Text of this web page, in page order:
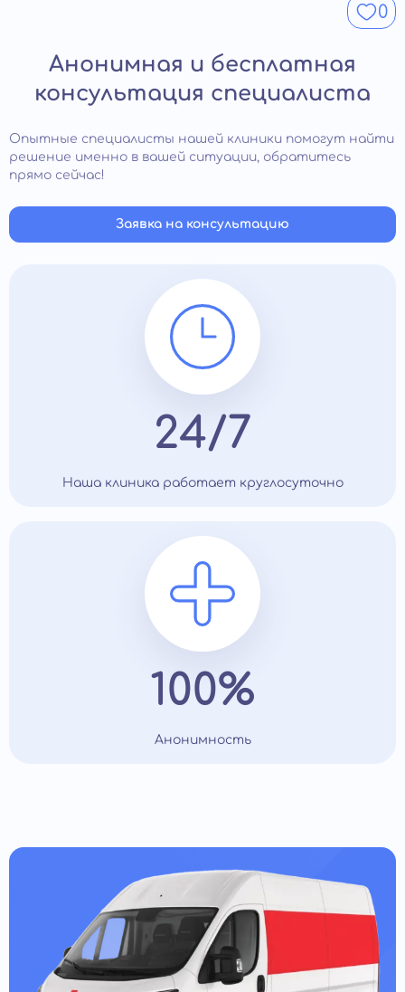
0
Анонимная и бесплатная
консультация специалиста
Опытные специалисты нашей клиники помогут найти
решение именно в вашей ситуации, обратитесь
прямо сейчас!
Заявка на консультацию
24/7
Наша клиника работает круглосуточно
100%
Анонимность